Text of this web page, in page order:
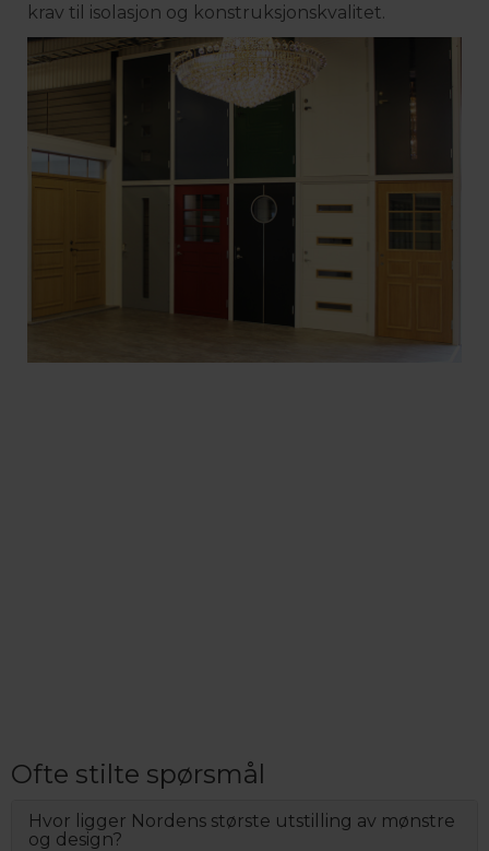
krav til isolasjon og konstruksjonskvalitet.
Ofte stilte spørsmål
Hvor ligger Nordens største utstilling av mønstre
og design?